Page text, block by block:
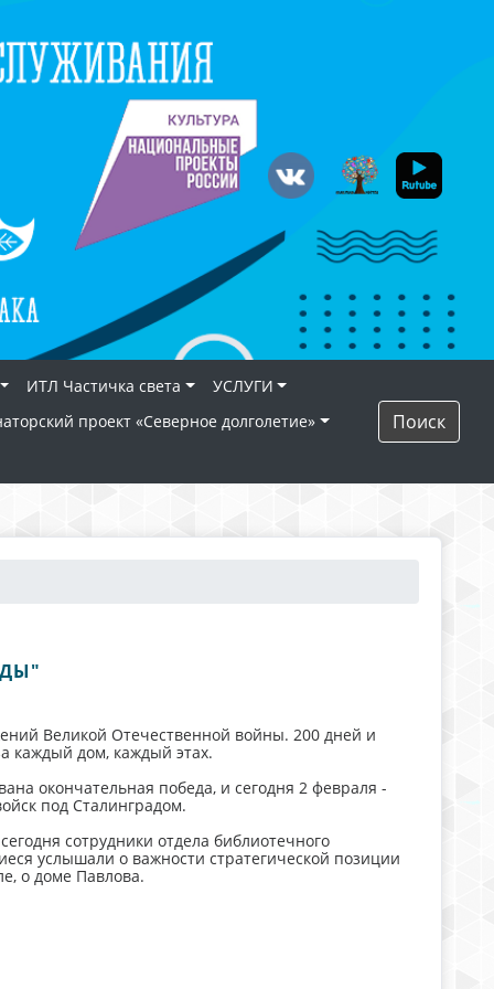
ИТЛ Частичка света
УСЛУГИ
проект «Северное долголетие»
Поиск
Великой Отечественной войны. 200 дней и
каждый дом, каждый этах.
окончательная победа, и сегодня 2 февраля -
под Сталинградом.
сотрудники отдела библиотечного
услышали о важности стратегической позиции
о доме Павлова.